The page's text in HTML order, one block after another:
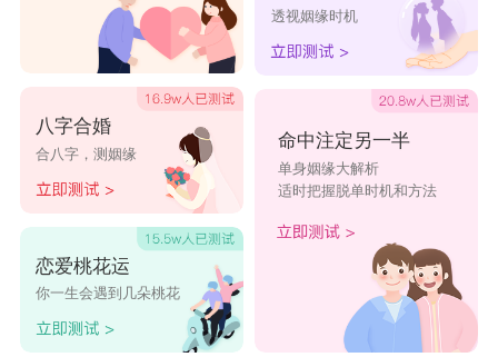
八字合婚
合八字，测姻缘
恋爱桃花运
你一生会遇到几朵桃花
透视姻缘时机
命中注定另一半
单身姻缘大解析
适时把握脱单时机和方法